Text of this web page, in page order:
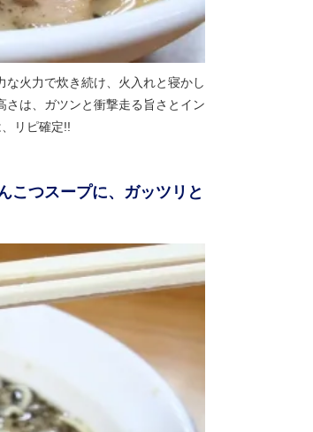
火力で炊き続け、火入れと寝かし
は、ガツンと衝撃走る旨さとイン
リピ確定!!
こつスープに、ガッツリと